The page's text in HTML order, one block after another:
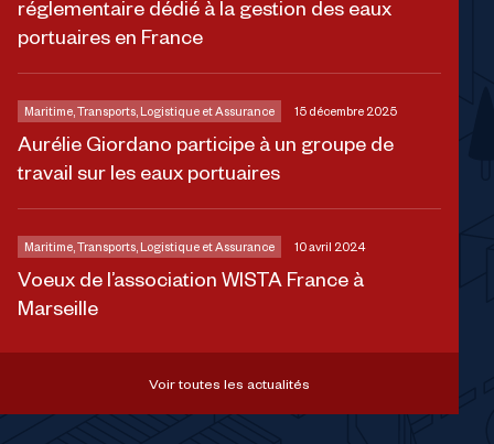
réglementaire dédié à la gestion des eaux
portuaires en France
Aurélie Giordano participe à un groupe de
travail sur les eaux portuaires
Maritime, Transports, Logistique et Assurance 15 décembre 2025
Voeux de l’association WISTA France à
Marseille
Maritime, Transports, Logistique et Assurance 10 avril 2024
Voir toutes les actualités